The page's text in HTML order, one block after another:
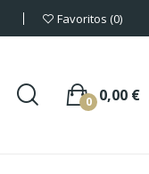
Favoritos 0
0,00 €
0